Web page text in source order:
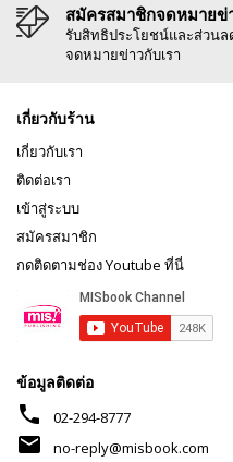
สมัครสมาชิกจดหมายข่
รับสิทธิประโยชน์และส่วน
จดหมายข่าวกับเรา
เกี่ยวกับร้าน
เกี่ยวกับเรา
ติดต่อเรา
เข้าสู่ระบบ
สมัครสมาชิก
กดติดตามช่อง Youtube ที่นี่
ข้อมูลติดต่อ
phone 02-294-8777
mail no-reply@misbook.com